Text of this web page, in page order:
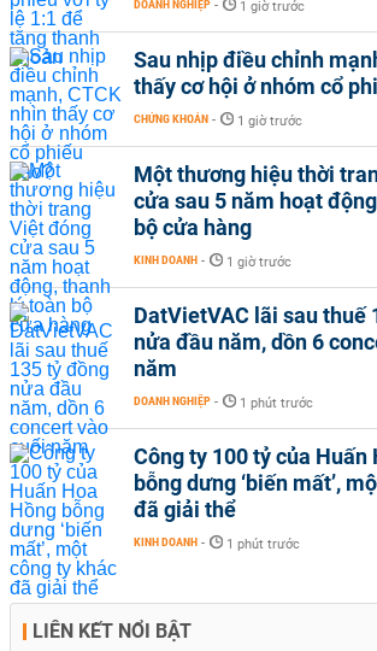
DOANH NGHIỆP - 1 giờ trước
Sau nhịp điều chỉnh
thấy cơ hội ở nhóm cổ
CHỨNG KHOÁN - 1 giờ trước
Một thương hiệu thời
cửa sau 5 năm hoạt
bộ cửa hàng
KINH DOANH - 1 giờ trước
DatVietVAC lãi sau thuế
nửa đầu năm, dồn 6
năm
DOANH NGHIỆP - 1 phút trước
Công ty 100 tỷ của Huấn
bỗng dưng ‘biến mất’,
đã giải thể
KINH DOANH - 1 phút trước
LIÊN KẾT NỔI BẬT